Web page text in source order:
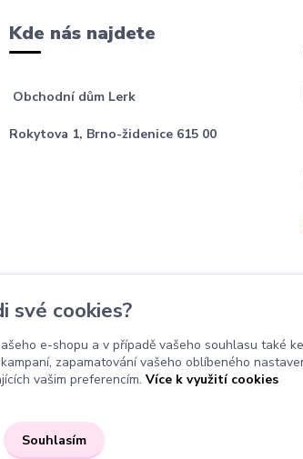
Kde nás najdete
Obchodní dům Lerk
Rokytova 1, Brno-židenice 615 00
své cookies?
e-shopu a v případě vašeho souhlasu také ke
zapamatování vašeho oblíbeného
vašim preferencím. Více k využití cookies
Souhlasím